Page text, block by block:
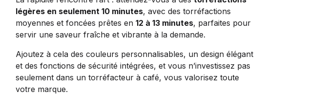
légères en seulement 10 minutes, avec des torréfactions
moyennes et foncées prêtes en 12 à 13 minutes, parfaites pour
servir une saveur fraîche et vibrante à la demande.
Ajoutez à cela des couleurs personnalisables, un design élégant
et des fonctions de sécurité intégrées, et vous n’investissez pas
seulement dans un torréfacteur à café, vous valorisez toute
votre marque.